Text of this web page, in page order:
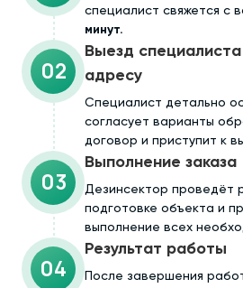
специалист свяжется с
минут.
02
Выезд
адресу
Cпециалист детально
согласует варианты
договор и приступит к
03
Выполнение заказа
Дезинсектор проведёт
подготовке объекта и
выполнение всех
04
Результат работы
После завершения